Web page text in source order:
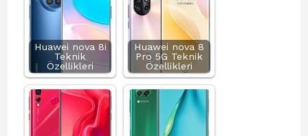
Huawei nova 8i
Teknik
Özellikleri
Huawei nova 8
Pro 5G Teknik
Özellikleri